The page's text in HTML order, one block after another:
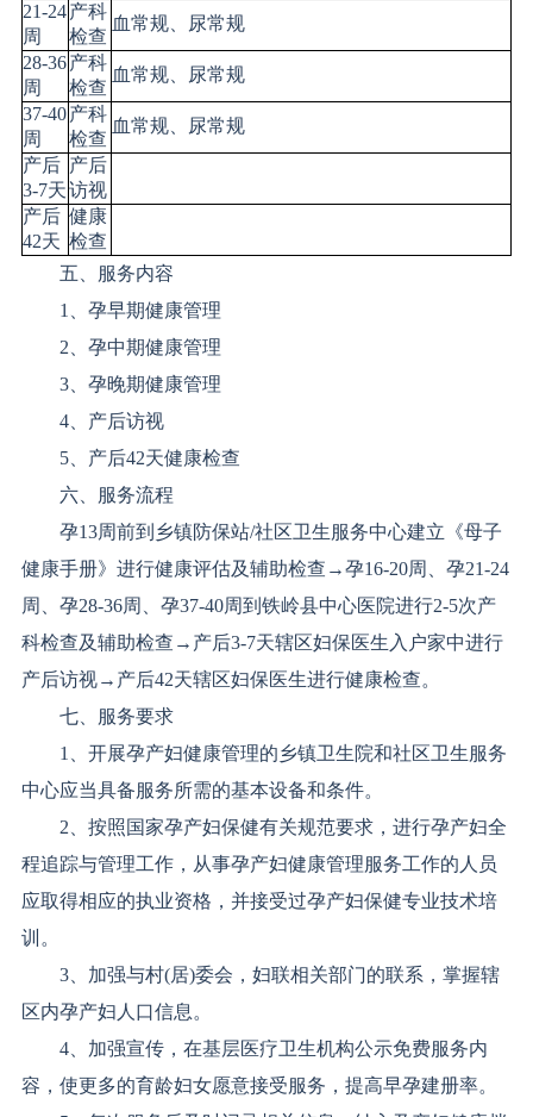
21-24
周
产科
检查
血常规、尿常规
28-36
周
产科
检查
血常规、尿常规
37-40
周
产科
检查
血常规、尿常规
产后
3-7天
产后
访视
产后
42天
健康
检查
五、服务内容
1、孕早期健康管理
2、孕中期健康管理
3、孕晚期健康管理
4、产后访视
5、产后42天健康检查
六、服务流程
孕13周前到乡镇防保站/社区卫生服务中心建立《母子
健康手册》进行健康评估及辅助检查→孕16-20周、孕21-24
周、孕28-36周、孕37-40周到铁岭县中心医院进行2-5次产
科检查及辅助检查→产后3-7天辖区妇保医生入户家中进行
产后访视→产后42天辖区妇保医生进行健康检查。
七、服务要求
1、开展孕产妇健康管理的乡镇卫生院和社区卫生服务
中心应当具备服务所需的基本设备和条件。
2、按照国家孕产妇保健有关规范要求，进行孕产妇全
程追踪与管理工作，从事孕产妇健康管理服务工作的人员
应取得相应的执业资格，并接受过孕产妇保健专业技术培
训。
3、加强与村(居)委会，妇联相关部门的联系，掌握辖
区内孕产妇人口信息。
4、加强宣传，在基层医疗卫生机构公示免费服务内
容，使更多的育龄妇女愿意接受服务，提高早孕建册率。